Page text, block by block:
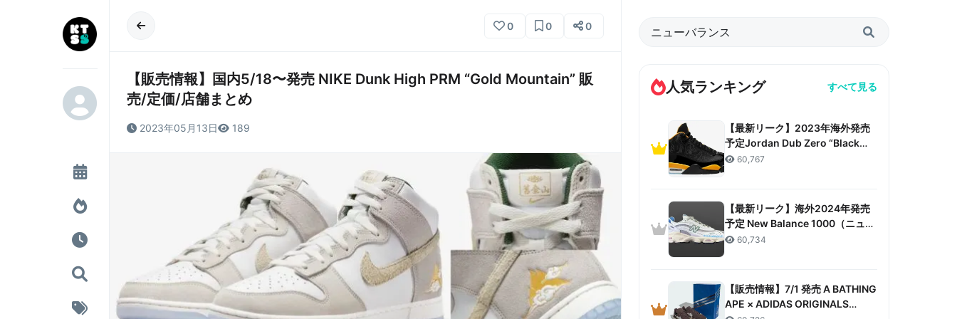
0 0 0
【販売情報】国内5/18〜発売 NIKE Dunk High PRM “Gold Mountain” 販
売/定価/店舗まとめ
2023年05月13日 189
人気ランキング すべて見る
【最新リーク】2023年海外発売
予定Jordan Dub Zero “Black
Taxi”リーク情報まとめ
60,767
【最新リーク】海外2024年発売
予定 New Balance 1000（ニュー
バランス 1000）リーク情報まと
60,734
【販売情報】7/1 発売 A BATHING
APE × ADIDAS ORIGINALS